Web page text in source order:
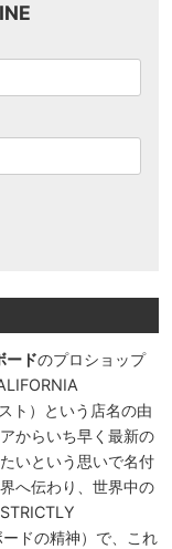
ードのプロショップ
ト）という店名の由
からいち早く最新の
いという思いで名付
へ伝わり、世界中の
ドの精神）で、これ